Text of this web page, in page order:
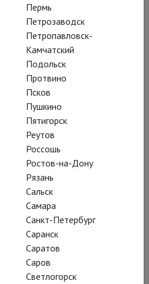
– спектакль
по роману
в Московском
премьера
за
подробно
на сцену текст
судьбы – на
он
и
был
Пермь
Петрозаводск
Петропавловск-
Камчатский
Подольск
Протвино
Псков
Пушкино
Пятигорск
Реутов
Россошь
Ростов-на-Дону
Рязань
Сальск
Самара
Санкт-Петербург
Саранск
Саратов
Саров
Светлогорск